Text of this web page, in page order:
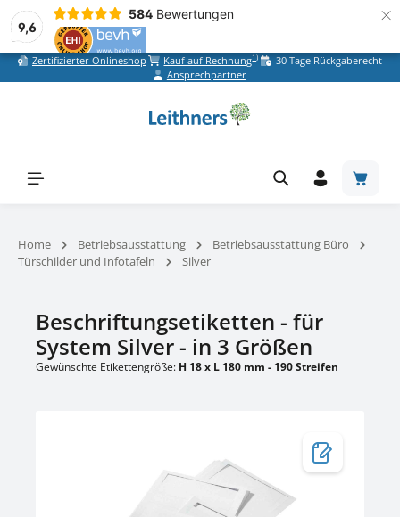
9,6
584 Bewertungen ×
Zum Hauptinhalt springen
Zertifizierter Onlineshop Kauf auf Rechnung1)
30 Tage Rückgaberecht
Ansprechpartner
Home Betriebsausstattung
Betriebsausstattung Büro
Türschilder und Infotafeln
Silver
Beschriftungsetiketten - für
System Silver - in 3 Größen
Gewünschte Etikettengröße: H 18 x L 180 mm - 190 Streifen